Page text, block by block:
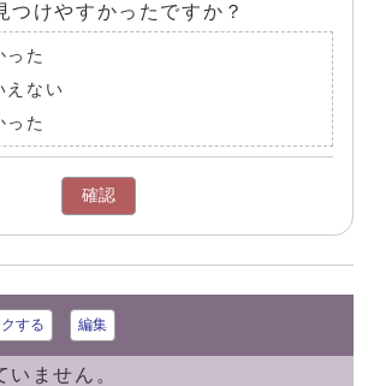
つけやすかったですか？
った
えない
った
確認
する 編集
ません。